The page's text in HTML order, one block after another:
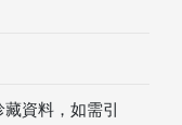
資料，如需引